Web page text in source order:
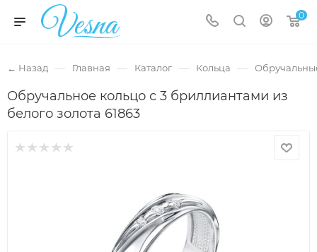
0
← Назад — Главная — Каталог — Кольца —
Обручальное кольцо с 3 бриллиантами из
белого золота 61863